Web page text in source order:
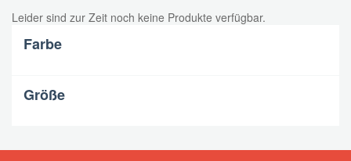
Leider sind zur Zeit noch keine Produkte verfügbar.
Farbe
Größe